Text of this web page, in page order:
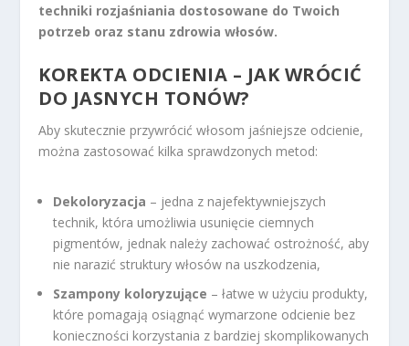
techniki rozjaśniania dostosowane do Twoich
potrzeb oraz stanu zdrowia włosów.
KOREKTA ODCIENIA – JAK WRÓCIĆ
DO JASNYCH TONÓW?
Aby skutecznie przywrócić włosom jaśniejsze odcienie,
można zastosować kilka sprawdzonych metod:
Dekoloryzacja – jedna z najefektywniejszych
technik, która umożliwia usunięcie ciemnych
pigmentów, jednak należy zachować ostrożność, aby
nie narazić struktury włosów na uszkodzenia,
Szampony koloryzujące – łatwe w użyciu produkty,
które pomagają osiągnąć wymarzone odcienie bez
konieczności korzystania z bardziej skomplikowanych